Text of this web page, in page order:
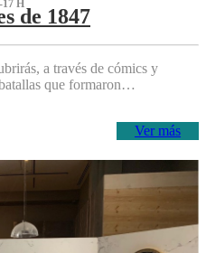
17 H
de 1847
a través de cómics y
que formaron…
Ver más